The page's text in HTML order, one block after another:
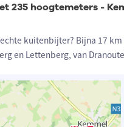
235 hoogtemeters -
kuitenbijter? Bijna 17
en Lettenberg, van